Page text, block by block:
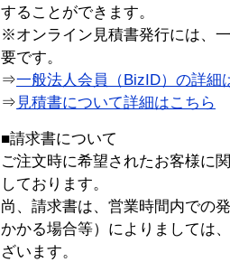
することができます。
※オンライン見積書発行には、
要です。
⇒一般法人会員（BizID）の詳細
⇒ 見積書について詳細はこちら
■請求書について
ご注文時に希望されたお客様に
しております。
尚、請求書は、営業時間内での
かかる場合等）によりましては
ざいます。